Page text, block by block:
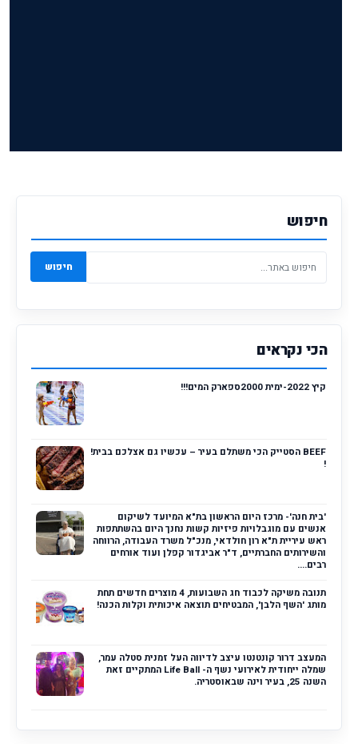
חיפוש
חיפוש
הכי נקראים
קיץ 2022-ימית 2000ספארק המים!!!
BEEF הסטייק הכי משתלם בעיר – עכשיו גם אצלכם בבית!
!
'בית חנה'- מרכז היום הראשון בת"א המיועד לשיקום
אנשים עם מוגבלויות פיזיות קשות נחנך היום בהשתתפות
ראש עיריית ת"א רון חולדאי, מנכ"ל משרד העבודה, הרווחה
והשירותים החברתיים, ד"ר אביגדור קפלן ועוד אורחים
רבים....
תנובה משיקה לכבוד חג השבועות, 4 מוצרים חדשים תחת
מותג 'השף הלבן', המבטיחים תוצאה איכותית וקלות הכנה!
המעצב דרור קונטנטו עיצב לדיווה העל זמנית סטלה עמר,
שמלה ייחודית לאירועי נשף ה- Life Ball המתקיים זאת
השנה 25, בעיר וינה שבאוסטריה.